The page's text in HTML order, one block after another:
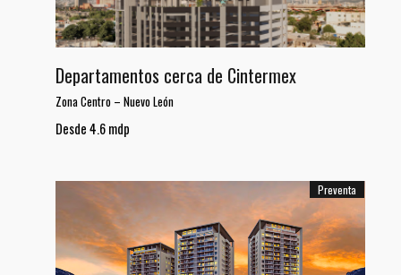
Departamentos cerca de Cintermex
Zona Centro – Nuevo León
Desde 4.6 mdp
Preventa